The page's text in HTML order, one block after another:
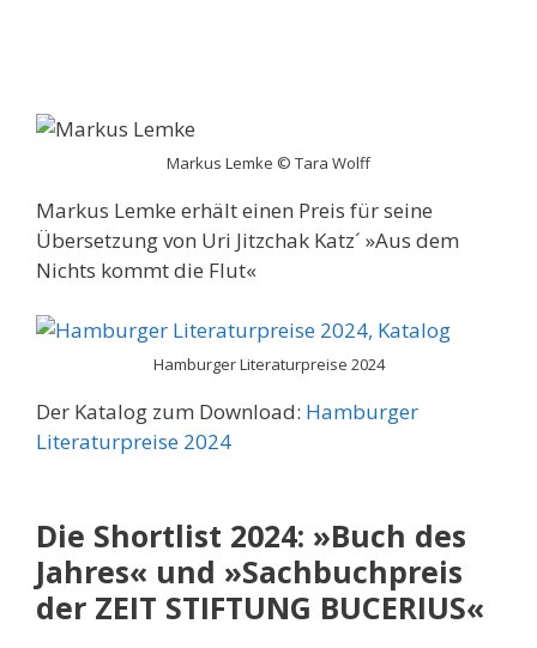
Markus Lemke © Tara Wolff
Markus Lemke erhält einen Preis für seine
Übersetzung von Uri Jitzchak Katz´ »Aus dem
Nichts kommt die Flut«
Hamburger Literaturpreise 2024
Der Katalog zum Download: Hamburger
Literaturpreise 2024
Die Shortlist 2024: »Buch des
Jahres« und »Sachbuchpreis
der ZEIT STIFTUNG BUCERIUS«